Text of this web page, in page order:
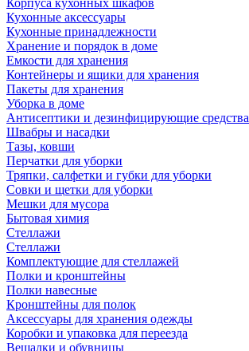
Корпуса кухонных шкафов
Кухонные аксессуары
Кухонные принадлежности
Хранение и порядок в доме
Емкости для хранения
Контейнеры и ящики для хранения
Пакеты для хранения
Уборка в доме
Антисептики и дезинфицирующие средства
Швабры и насадки
Тазы, ковши
Перчатки для уборки
Тряпки, салфетки и губки для уборки
Совки и щетки для уборки
Мешки для мусора
Бытовая химия
Стеллажи
Стеллажи
Комплектующие для стеллажей
Полки и кронштейны
Полки навесные
Кронштейны для полок
Аксессуары для хранения одежды
Коробки и упаковка для переезда
Вешалки и обувницы